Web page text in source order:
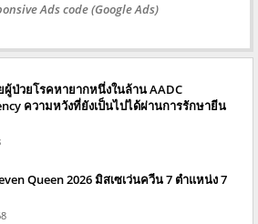
Ads code (Google Ads)
ผู้ป่วยโรคหายากหนึ่งในล้าน AADC
ความหวังที่ยังเป็นไปได้ผ่านการรักษายีน
Queen 2026 มิสเซเว่นควีน 7 ตำแหน่ง 7